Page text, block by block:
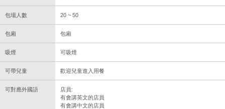
包場人數 20 ~ 50
包廂 包廂
吸煙 可吸煙
可帶兒童 歡迎兒童進入用餐
可對應外國語
店員:
有會講英文的店員
有會講中文的店員